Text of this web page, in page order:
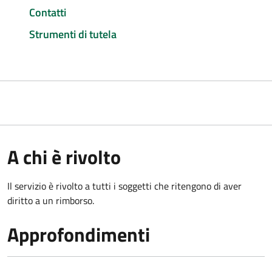
Contatti
Strumenti di tutela
A chi è rivolto
Il servizio è rivolto a tutti i soggetti che ritengono di aver
diritto a un rimborso.
Approfondimenti